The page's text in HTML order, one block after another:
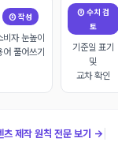
② 작성
비자 눈높이
어 풀어쓰기
③ 수치 검
토
기준일 표기
및
교차 확인
츠 제작 원칙 전문 보기 →